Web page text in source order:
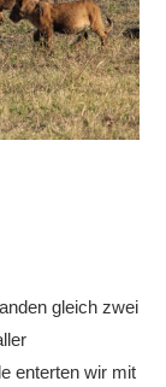
gleich zwei
enterten wir mit